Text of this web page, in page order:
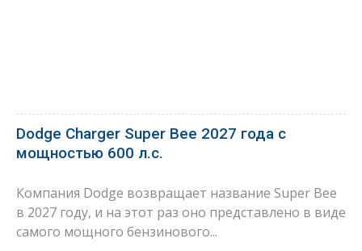
Dodge Charger Super Bee 2027 года с
мощностью 600 л.с.
Компания Dodge возвращает название Super Bee
в 2027 году, и на этот раз оно представлено в виде
самого мощного бензинового...